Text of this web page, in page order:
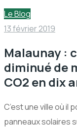
Le Blog
13 février 2019
Malaunay :
diminué de
CO2 en dix
C’est une ville où il
panneaux solaires